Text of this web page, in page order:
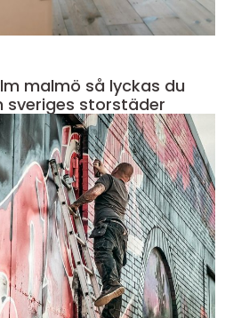
så lyckas du
sveriges storstäder